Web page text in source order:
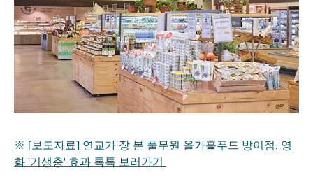
※ [보도자료] 연교가 장 본 풀무원 올가홀푸드 방이점, 영
화 '기생충' 효과 톡톡 보러가기